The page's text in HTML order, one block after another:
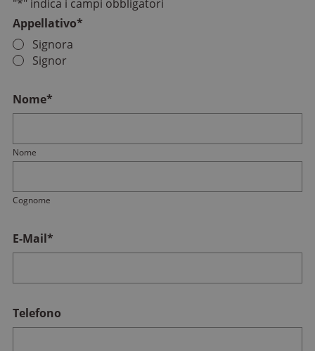
"*" indica i campi obbligatori
Appellativo*
Signora
Signor
Nome*
Nome
Cognome
E-Mail*
Telefono